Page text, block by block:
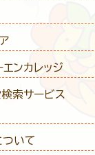
ンカレッジ
索サービス
いて